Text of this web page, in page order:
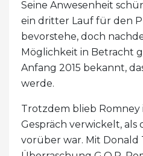
Seine Anwesenheit
ein dritter Lauf für den
bevorstehe, doch
Möglichkeit in Betracht
Anfang 2015 bekannt,
werde.
Trotzdem blieb Romney
Gespräch verwickelt, als
vorüber war. Mit Donald